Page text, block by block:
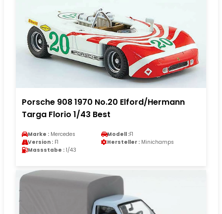
Porsche 908 1970 No.20 Elford/Hermann
Targa Florio 1/43 Best
Marke : Mercedes Modell :F1
Version : F1 Hersteller : Minichamps
Massstabe : 1/43